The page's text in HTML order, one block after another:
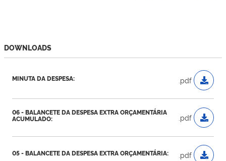
DOWNLOADS
MINUTA DA DESPESA: .pdf
06 - BALANCETE DA DESPESA EXTRA ORÇAMENTÁRIA
ACUMULADO:
.pdf
05 - BALANCETE DA DESPESA EXTRA ORÇAMENTÁRIA: .pdf